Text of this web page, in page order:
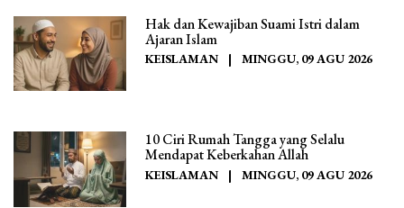
Hak dan Kewajiban Suami Istri dalam
Ajaran Islam
KEISLAMAN | MINGGU, 09 AGU 2026
10 Ciri Rumah Tangga yang Selalu
Mendapat Keberkahan Allah
KEISLAMAN | MINGGU, 09 AGU 2026